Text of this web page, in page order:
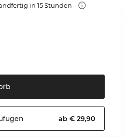
in 15 Stunden
ab € 29,90